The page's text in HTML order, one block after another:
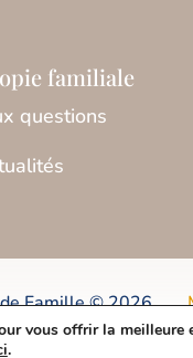
familiale
questions
Famille © 2026
vous offrir la meilleure
.